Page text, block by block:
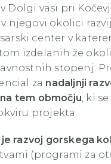
Dolgi vasi pri
njegovi okolici
center v
izdelanih že
stopenj.
za nadaljnji
tem območju, ki
projekta.
razvoj gorskega
(programi za